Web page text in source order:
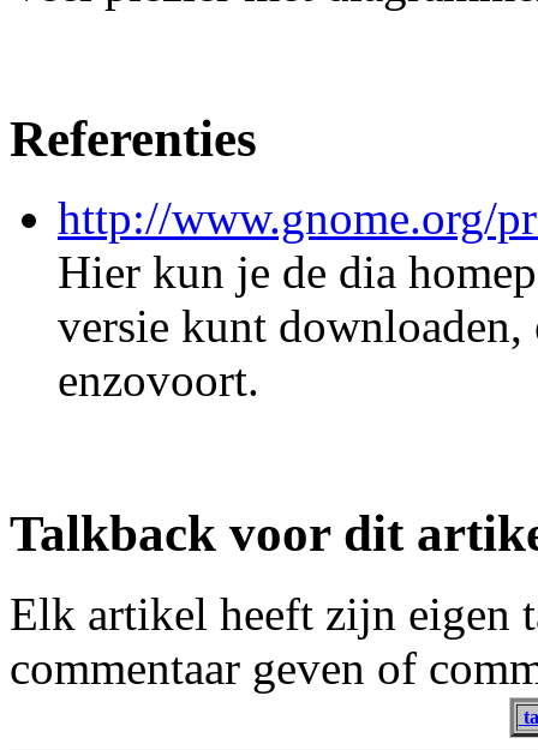
Referenties
http://www.gnome.org/
Hier kun je de dia
versie kunt downloaden,
enzovoort.
Talkback voor dit
Elk artikel heeft zijn eigen
commentaar geven of